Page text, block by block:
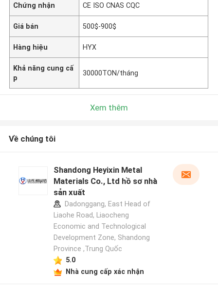
Chứng nhận CE ISO CNAS CQC
Giá bán 500$-900$
Hàng hiệu HYX
Khả năng cung cấ
p
30000TON/tháng
Xem thêm
Về chúng tôi
Shandong Heyixin Metal
Materials Co., Ltd hồ sơ nhà
sản xuất
Dadonggang, East Head of
Liaohe Road, Liaocheng
Economic and Technological
Development Zone, Shandong
Province ,Trung Quốc
5.0
Nhà cung cấp xác nhận